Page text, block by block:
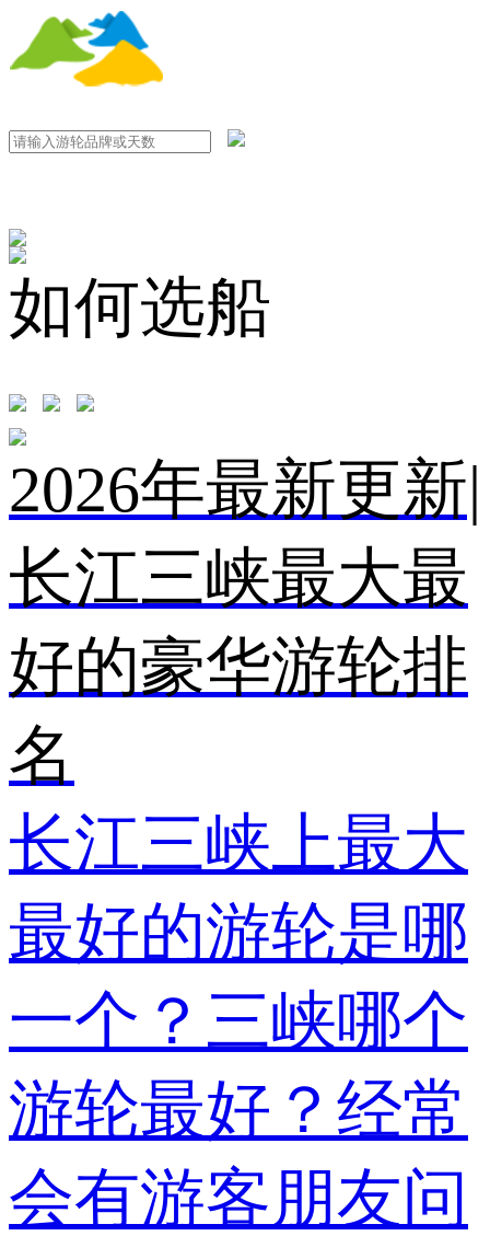
如何选船
2026年最新更新|
长江三峡最大最
好的豪华游轮排
名
长江三峡上最大
最好的游轮是哪
一个？三峡哪个
游轮最好？经常
会有游客朋友问